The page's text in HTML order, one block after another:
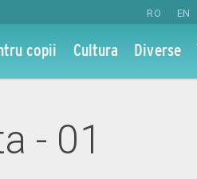
RO EN
copii Cultura Diverse
- 01